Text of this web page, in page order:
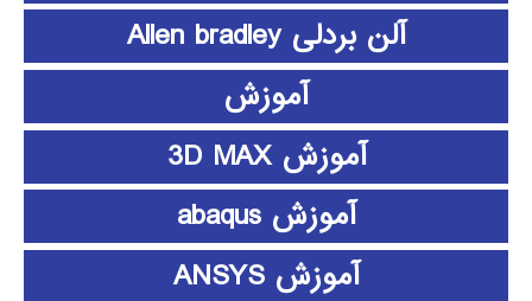
آلن بردلی Allen bradley
آموزش
آموزش 3D MAX
آموزش abaqus
آموزش ANSYS